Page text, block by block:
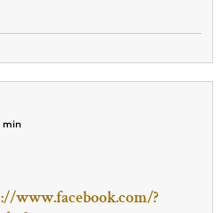
min
www.facebook.com/?